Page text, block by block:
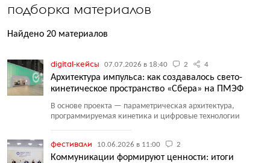
подборка материалов
Найдено 20 материалов
digital-кейсы 07.07.2026 в 18:40 2 4
Архитектура импульса: как создавалось свето-
кинетическое пространство «Сбера» на ПМЭФ
В основе проекта — параметрическая архитектура,
программируемая кинетика и цифровые технологии
фестивали 10.06.2026 в 11:00 2
Коммуникации формируют ценности: итоги